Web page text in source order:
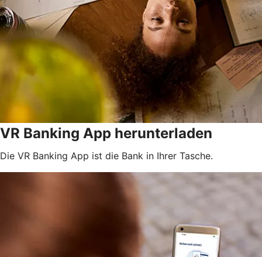
VR Banking App herunterladen
Die VR Banking App ist die Bank in Ihrer Tasche.